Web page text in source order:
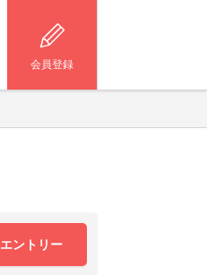
会員登録
エントリー